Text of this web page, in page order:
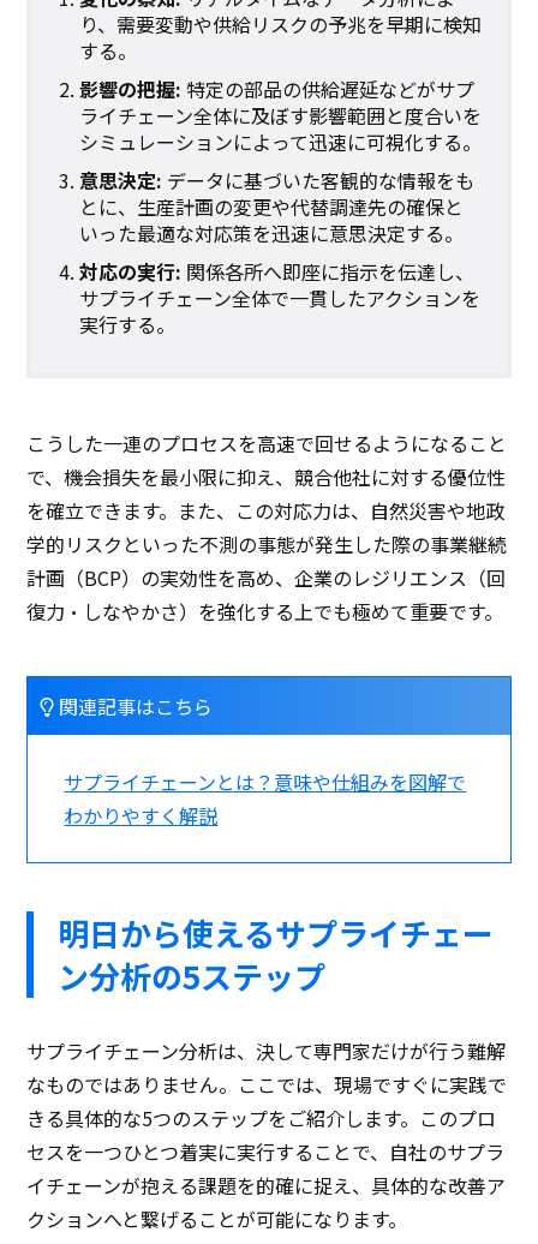
り、需要変動や供給リスクの予兆を早期に検知
する。
影響の把握: 特定の部品の供給遅延などがサプ
ライチェーン全体に及ぼす影響範囲と度合いを
シミュレーションによって迅速に可視化する。
意思決定: データに基づいた客観的な情報をも
とに、生産計画の変更や代替調達先の確保と
いった最適な対応策を迅速に意思決定する。
対応の実行: 関係各所へ即座に指示を伝達し、
サプライチェーン全体で一貫したアクションを
実行する。
こうした一連のプロセスを高速で回せるようになること
で、機会損失を最小限に抑え、競合他社に対する優位性
を確立できます。また、この対応力は、自然災害や地政
学的リスクといった不測の事態が発生した際の事業継続
計画（BCP）の実効性を高め、企業のレジリエンス（回
復力・しなやかさ）を強化する上でも極めて重要です。
関連記事はこちら
サプライチェーンとは？意味や仕組みを図解で
わかりやすく解説
明日から使えるサプライチェー
ン分析の5ステップ
サプライチェーン分析は、決して専門家だけが行う難解
なものではありません。ここでは、現場ですぐに実践で
きる具体的な5つのステップをご紹介します。このプロ
セスを一つひとつ着実に実行することで、自社のサプラ
イチェーンが抱える課題を的確に捉え、具体的な改善ア
クションへと繋げることが可能になります。